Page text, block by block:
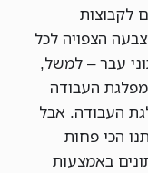
לקבוצות
הצפויה לכל
עבר – למשל,
העבודה
העבודה. אבל
הכי פחות
באמצעות